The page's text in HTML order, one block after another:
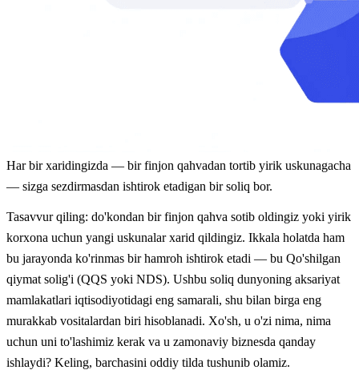
Har bir xaridingizda — bir finjon qahvadan tortib yirik uskunagacha
— sizga sezdirmasdan ishtirok etadigan bir soliq bor.
Tasavvur qiling: do'kondan bir finjon qahva sotib oldingiz yoki yirik
korxona uchun yangi uskunalar xarid qildingiz. Ikkala holatda ham
bu jarayonda ko'rinmas bir hamroh ishtirok etadi — bu Qo'shilgan
qiymat solig'i (QQS yoki NDS). Ushbu soliq dunyoning aksariyat
mamlakatlari iqtisodiyotidagi eng samarali, shu bilan birga eng
murakkab vositalardan biri hisoblanadi. Xo'sh, u o'zi nima, nima
uchun uni to'lashimiz kerak va u zamonaviy biznesda qanday
ishlaydi? Keling, barchasini oddiy tilda tushunib olamiz.